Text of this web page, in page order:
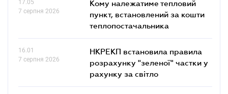
17.05
7 серпня 2026
Кому належатиме тепловий
пункт, встановлений за кошти
теплопостачальника
16.01
7 серпня 2026
НКРЕКП встановила правила
розрахунку "зеленої" частки у
рахунку за світло